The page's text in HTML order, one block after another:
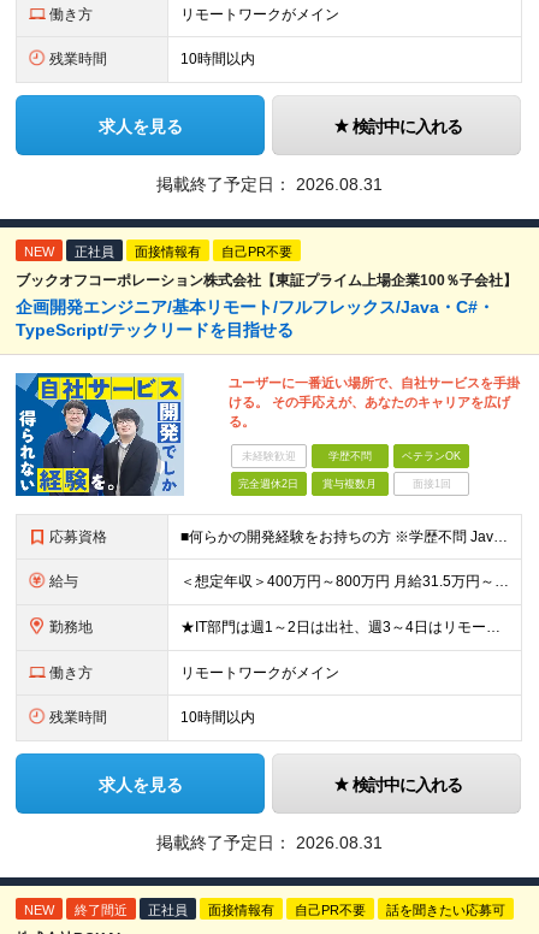
働き方 リモートワークがメイン
残業時間 10時間以内
求人を見る 検討中に入れる
掲載終了予定日： 2026.08.31
NEW 正社員 面接情報有 自己PR不要
ブックオフコーポレーション株式会社【東証プライム上場企業100％子会社】
企画開発エンジニア/基本リモート/フルフレックス/Java・C#・
TypeScript/テックリードを目指せる
ユーザーに一番近い場所で、自社サービスを手掛
ける。 その手応えが、あなたのキャリアを広げ
る。
未経験歓迎 学歴不問 ベテランOK
完全週休2日 賞与複数月 面接1回
応募資格 ■何らかの開発経験をお持ちの方 ※学歴不問 Javaは経験ないがWebアプリケーション運用知識やDB知識が豊富など 何か一つでも強みがあれば活躍できる可能性があります！ 興味をお持ちいただけましたら
給与 ＜想定年収＞400万円～800万円 月給31.5万円～55万円＋賞与＋交通費全額支給＋各種手当 ※経験・能力などを考慮し相談の上、当社規定により決定します。 ※上記金額には16～21時間分のみなし残
勤務地 ★IT部門は週1～2日は出社、週3～4日はリモートワーク ★勤務地はご本人のご希望を最優先します ■飯田橋オフィス／東京都新宿区揚場町2-26 SKビル ■本社／神奈川県相模原市南区古淵2-14-
働き方 リモートワークがメイン
残業時間 10時間以内
求人を見る 検討中に入れる
掲載終了予定日： 2026.08.31
NEW 終了間近 正社員 面接情報有 自己PR不要 話を聞きたい応募可